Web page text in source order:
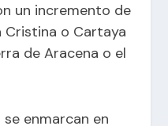
un incremento de
Cristina o Cartaya
de Aracena o el
enmarcan en